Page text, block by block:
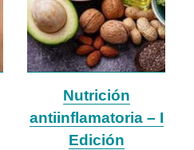
Nutrición
antiinflamatoria – I
Edición